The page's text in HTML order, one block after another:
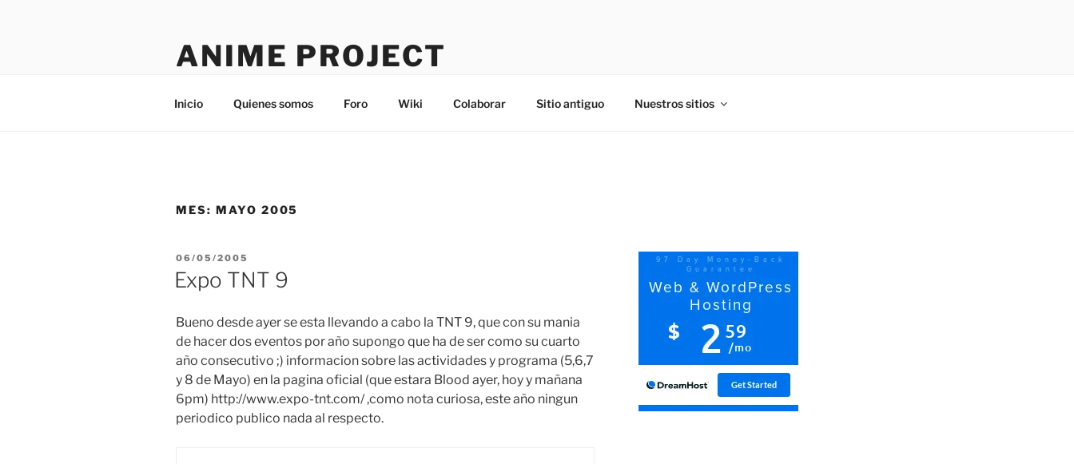
ANIME PROJECT
Inicio Quienes somos Foro Wiki Colaborar Sitio antiguo Nuestros sitios
MES: MAYO 2005
PUBLICADO
EL
06/05/2005
Expo TNT 9
Bueno desde ayer se esta llevando a cabo la TNT 9, que con su mania
de hacer dos eventos por año supongo que ha de ser como su cuarto
año consecutivo ;) informacion sobre las actividades y programa (5,6,7
y 8 de Mayo) en la pagina oficial (que estara Blood ayer, hoy y mañana
6pm) http://www.expo-tnt.com/ ,como nota curiosa, este año ningun
periodico publico nada al respecto.